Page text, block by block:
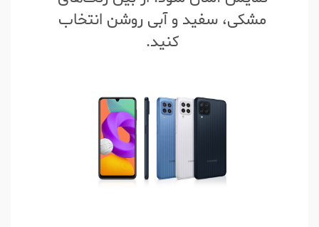
مشکی، سفید و آبی روشن انتخاب
کنید.